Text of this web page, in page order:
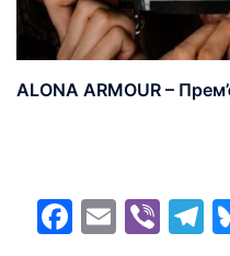
ALONA ARMOUR –
Email